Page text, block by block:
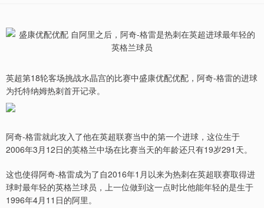
英超第18轮客场挑战水晶宫的比赛中盛康优配优配，阿奇-格雷的进球
为托特纳姆热刺首开记录。
阿奇-格雷就此攻入了他在英超联赛当中的第一个进球，这位生于
2006年3月12日的英格兰中场在比赛当天的年龄还只有19岁291天。
这也使得阿奇-格雷成为了自2016年1月以来为热刺在英超联赛取得进
球时最年轻的英格兰球员，上一位做到这一点时比他能年轻的是生于
1996年4月11日的阿里。